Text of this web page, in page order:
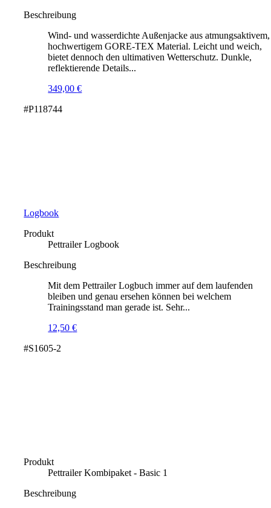
Beschreibung
Wind- und wasserdichte Außenjacke aus atmungsaktivem,
hochwertigem GORE-TEX Material. Leicht und weich,
bietet dennoch den ultimativen Wetterschutz. Dunkle,
reflektierende Details...
349,00€
#P118744
Logbook
Produkt
Pettrailer Logbook
Beschreibung
Mit dem Pettrailer Logbuch immer auf dem laufenden
bleiben und genau ersehen können bei welchem
Trainingsstand man gerade ist. Sehr...
12,50€
#S1605-2
Produkt
Pettrailer Kombipaket - Basic 1
Beschreibung